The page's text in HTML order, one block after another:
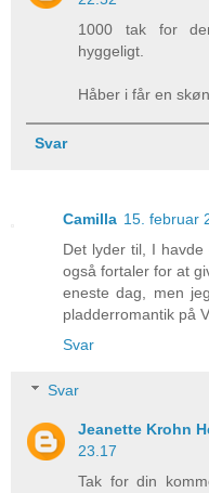
1000 tak for
hyggeligt.
Håber i får en
Svar
Camilla 15. februar
Det lyder til, I havde
også fortaler for at
eneste dag, men
pladderromantik på
Svar
Svar
Jeanette Krohn
23.17
Tak for din